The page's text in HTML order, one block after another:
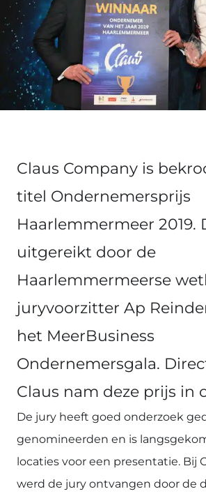
Claus Company is
titel Ondernemersprijs
Haarlemmermeer 2019.
uitgereikt door de
Haarlemmermeerse
juryvoorzitter Ap
het MeerBusiness
Ondernemersgala.
Claus nam deze prijs in
De jury heeft goed onderzoek
genomineerden en is
locaties voor een presentatie. Bij
werd de jury ontvangen door de